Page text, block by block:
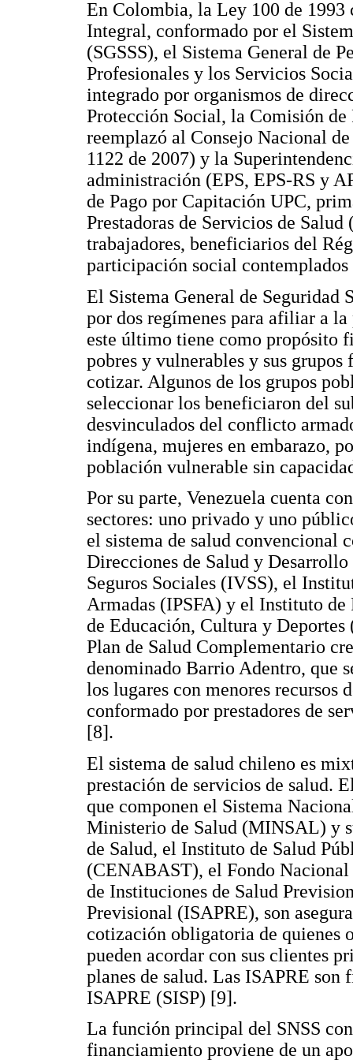
En Colombia, la Ley 100 de 1993
Integral, conformado por el
(SGSSS), el Sistema General de
Profesionales y los Servicios
integrado por organismos de
Protección Social, la Comisión
reemplazó al Consejo Nacional
1122 de 2007) y la
administración (EPS, EPS-RS y
de Pago por Capitación UPC,
Prestadoras de Servicios de
trabajadores, beneficiarios del
participación social
El Sistema General de Seguridad
por dos regímenes para afiliar a
este último tiene como propósito
pobres y vulnerables y sus
cotizar. Algunos de los grupos
seleccionar los beneficiaron del
desvinculados del conflicto
indígena, mujeres en embarazo,
población vulnerable sin
Por su parte, Venezuela cuenta
sectores: uno privado y uno
el sistema de salud convencional
Direcciones de Salud y
Seguros Sociales (IVSS), el
Armadas (IPSFA) y el Instituto
de Educación, Cultura y
Plan de Salud Complementario
denominado Barrio Adentro, que
los lugares con menores recursos
conformado por prestadores de
[8].
El sistema de salud chileno es
prestación de servicios de salud.
que componen el Sistema
Ministerio de Salud (MINSAL) y
de Salud, el Instituto de Salud
(CENABAST), el Fondo
de Instituciones de Salud
Previsional (ISAPRE), son
cotización obligatoria de quienes
pueden acordar con sus clientes
planes de salud. Las ISAPRE son
ISAPRE (SISP) [9].
La función principal del SNSS
financiamiento proviene de un